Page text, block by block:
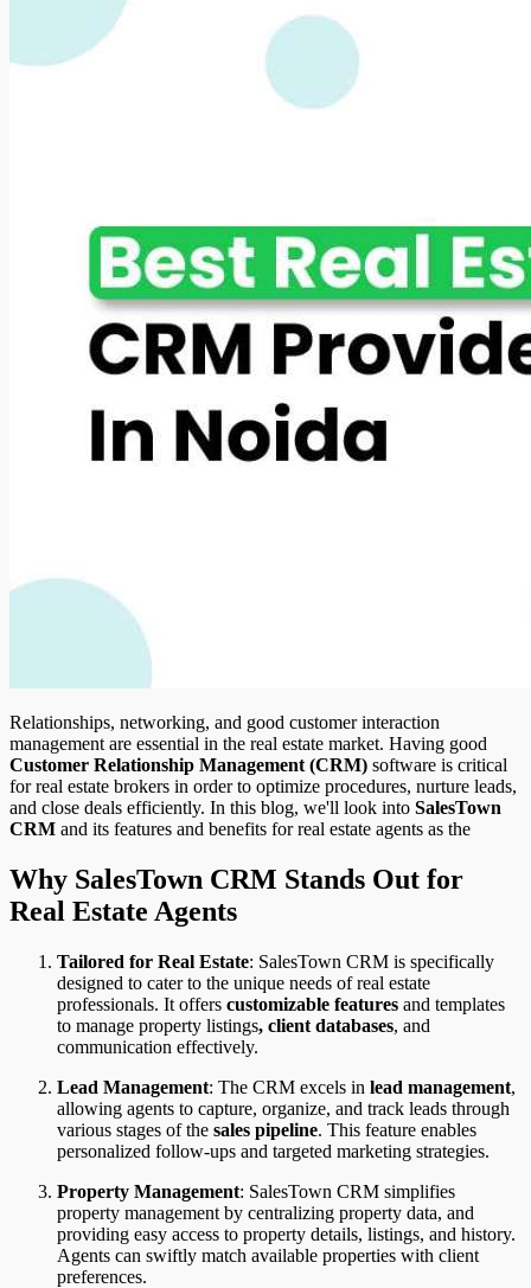
Relationships, networking, and good customer interaction
management are essential in the real estate market. Having good
Customer Relationship Management (CRM) software is critical
for real estate brokers in order to optimize procedures, nurture leads,
and close deals efficiently. In this blog, we'll look into SalesTown
CRM and its features and benefits for real estate agents as the
Why SalesTown CRM Stands Out for
Real Estate Agents
Tailored for Real Estate: SalesTown CRM is specifically
designed to cater to the unique needs of real estate
professionals. It offers customizable features and templates
to manage property listings, client databases, and
communication effectively.
Lead Management: The CRM excels in lead management,
allowing agents to capture, organize, and track leads through
various stages of the sales pipeline. This feature enables
personalized follow-ups and targeted marketing strategies.
Property Management: SalesTown CRM simplifies
property management by centralizing property data, and
providing easy access to property details, listings, and history.
Agents can swiftly match available properties with client
preferences.